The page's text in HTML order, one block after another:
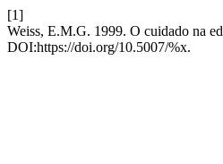
[1]
Weiss, E.M.G. 1999. O cuidado na
DOI:https://doi.org/10.5007/%x.